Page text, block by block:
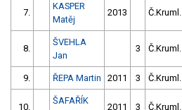
7.
KASPER
Matěj
2013 Č.Kruml.
8.
ŠVEHLA
Jan
3 Č.Kruml.
9. ŘEPA Martin 2011 3 Č.Kruml.
10.
ŠAFAŘÍK
2011 3 Č.Kruml.